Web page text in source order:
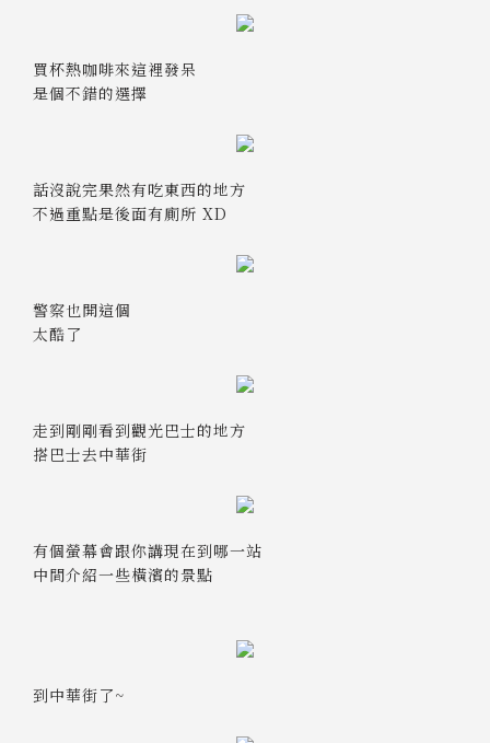
買杯熱咖啡來這裡發呆
是個不錯的選擇
話沒說完果然有吃東西的地方
不過重點是後面有廁所 XD
警察也開這個
太酷了
走到剛剛看到觀光巴士的地方
搭巴士去中華街
有個螢幕會跟你講現在到哪一站
中間介紹一些橫濱的景點
到中華街了~